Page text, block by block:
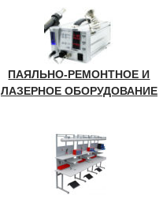
ПАЯЛЬНО-РЕМОНТНОЕ И
ЛАЗЕРНОЕ ОБОРУДОВАНИЕ